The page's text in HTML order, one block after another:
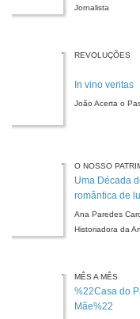
Jornalista
REVOLUÇÕES
In vino veritas
João Acerta o
O NOSSO
Uma Década
romântica de
coisas
Ana Paredes
Historiadora da
MÊS A MÊS
%22Casa do
Mãe%22